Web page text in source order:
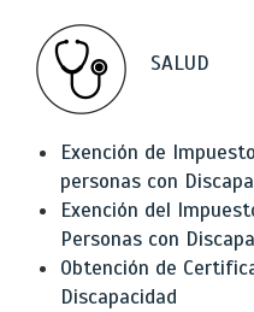
SALUD
Exención de
personas con
Exención del
Personas con
Obtención de
Discapacidad